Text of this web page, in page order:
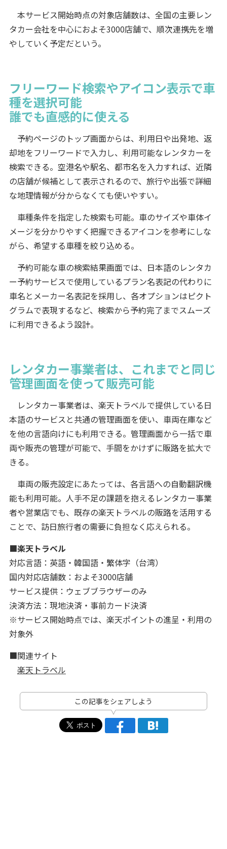
本サービス開始時点の対象店舗数は、全国の主要レン
タカー会社を中心におよそ3000店舗で、順次連携先を増
やしていく予定だという。
フリーワード検索やアイコン表示で車
種を選択可能
誰でも直感的に使える
予約ページのトップ画面からは、利用日や出発地、返
却地をフリーワードで入力し、利用可能なレンタカーを
検索できる。空港名や駅名、都市名を入力すれば、近隣
の店舗が候補として表示されるので、旅行や出張で詳細
な地理情報が分からなくても使いやすい。
車種条件を指定した検索も可能。車のサイズや車体イ
メージを分かりやすく把握できるアイコンを参考にしな
がら、希望する車種を絞り込める。
予約可能な車の検索結果画面では、日本語のレンタカ
ー予約サービスで使用しているプラン名表記の代わりに
車名とメーカー名表記を採用し、各オプションはピクト
グラムで表現するなど、検索から予約完了までスムーズ
に利用できるよう設計。
レンタカー事業者は、これまでと同じ
管理画面を使って販売可能
レンタカー事業者は、楽天トラベルで提供している日
本語のサービスと共通の管理画面を使い、車両在庫など
を他の言語向けにも利用できる。管理画面から一括で車
両や販売の管理が可能で、手間をかけずに販路を拡大で
きる。
車両の販売設定にあたっては、各言語への自動翻訳機
能も利用可能。人手不足の課題を抱えるレンタカー事業
者や営業店でも、既存の楽天トラベルの販路を活用する
ことで、訪日旅行者の需要に負担なく応えられる。
■楽天トラベル
対応言語：英語・韓国語・繁体字（台湾）
国内対応店舗数：およそ3000店舗
サービス提供：ウェブブラウザーのみ
決済方法：現地決済・事前カード決済
※サービス開始時点では、楽天ポイントの進呈・利用の
対象外
■関連サイト
楽天トラベル
この記事をシェアしよう